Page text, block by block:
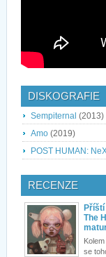
DISKOGRAFIE
Sempiternal (2013)
Amo (2019)
POST HUMAN:
RECENZE
The
se